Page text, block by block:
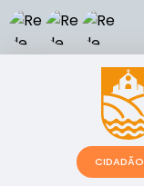
CIDADÃO